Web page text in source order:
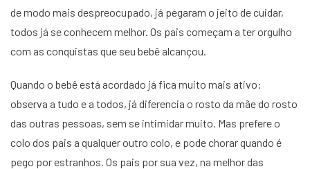
de modo mais despreocupado, já pegaram o jeito de cuidar,
todos já se conhecem melhor. Os pais começam a ter orgulho
com as conquistas que seu bebê alcançou.
Quando o bebê está acordado já fica muito mais ativo:
observa a tudo e a todos, já diferencia o rosto da mãe do rosto
das outras pessoas, sem se intimidar muito. Mas prefere o
colo dos pais a qualquer outro colo, e pode chorar quando é
pego por estranhos. Os pais por sua vez, na melhor das